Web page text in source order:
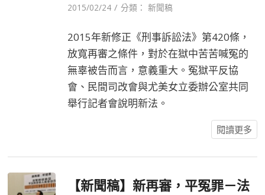
2015/02/24 / 分類：新聞稿
2015年新修正《刑事訴訟法》第420條，
放寬再審之條件，對於在獄中苦苦喊冤的
無辜被告而言，意義重大。冤獄平反協
會、民間司改會與尤美女立委辦公室共同
舉行記者會說明新法。
閱讀更多
【新聞稿】新再審，平冤罪－法